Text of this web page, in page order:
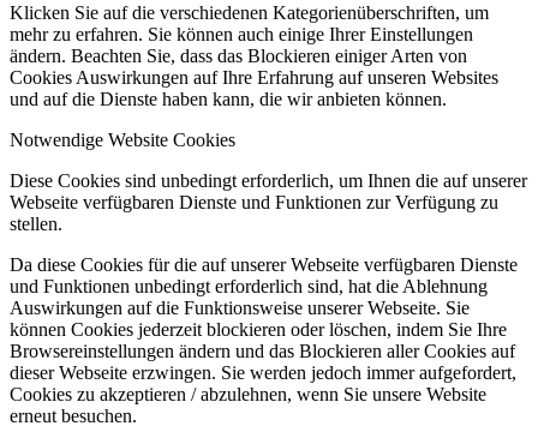
Klicken Sie auf die verschiedenen Kategorienüberschriften, um
mehr zu erfahren. Sie können auch einige Ihrer Einstellungen
ändern. Beachten Sie, dass das Blockieren einiger Arten von
Cookies Auswirkungen auf Ihre Erfahrung auf unseren Websites
und auf die Dienste haben kann, die wir anbieten können.
Notwendige Website Cookies
Diese Cookies sind unbedingt erforderlich, um Ihnen die auf unserer
Webseite verfügbaren Dienste und Funktionen zur Verfügung zu
stellen.
Da diese Cookies für die auf unserer Webseite verfügbaren Dienste
und Funktionen unbedingt erforderlich sind, hat die Ablehnung
Auswirkungen auf die Funktionsweise unserer Webseite. Sie
können Cookies jederzeit blockieren oder löschen, indem Sie Ihre
Browsereinstellungen ändern und das Blockieren aller Cookies auf
dieser Webseite erzwingen. Sie werden jedoch immer aufgefordert,
Cookies zu akzeptieren / abzulehnen, wenn Sie unsere Website
erneut besuchen.